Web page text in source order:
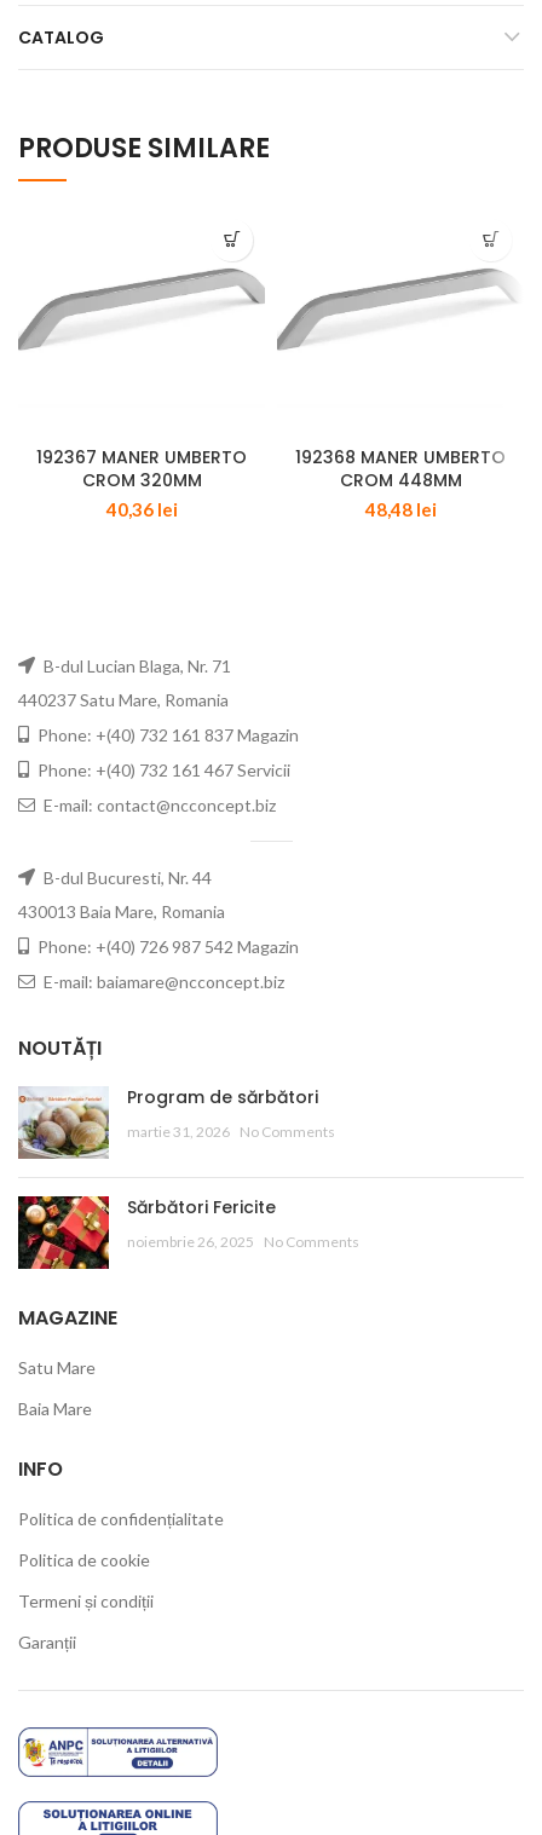
CATALOG
PRODUSE SIMILARE
192367 MANER UMBERTO
CROM 320MM
40,36 lei
192368 MANER UMBERTO
CROM 448MM
48,48 lei
B-dul Lucian Blaga, Nr. 71
440237 Satu Mare, Romania
Phone: +(40) 732 161 837 Magazin
Phone: +(40) 732 161 467 Servicii
E-mail: contact@ncconcept.biz
B-dul Bucuresti, Nr. 44
430013 Baia Mare, Romania
Phone: +(40) 726 987 542 Magazin
E-mail: baiamare@ncconcept.biz
NOUTĂȚI
Program de sărbători
martie 31, 2026 No Comments
Sărbători Fericite
noiembrie 26, 2025 No Comments
MAGAZINE
Satu Mare
Baia Mare
INFO
Politica de confidențialitate
Politica de cookie
Termeni și condiții
Garanții